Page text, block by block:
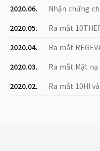
2020.06.
Nhận chứng
2020.05.
Ra mắt
2020.04.
Ra mắt
2020.03.
Ra mắt Mặt nạ
2020.02.
Ra mắt 10HI